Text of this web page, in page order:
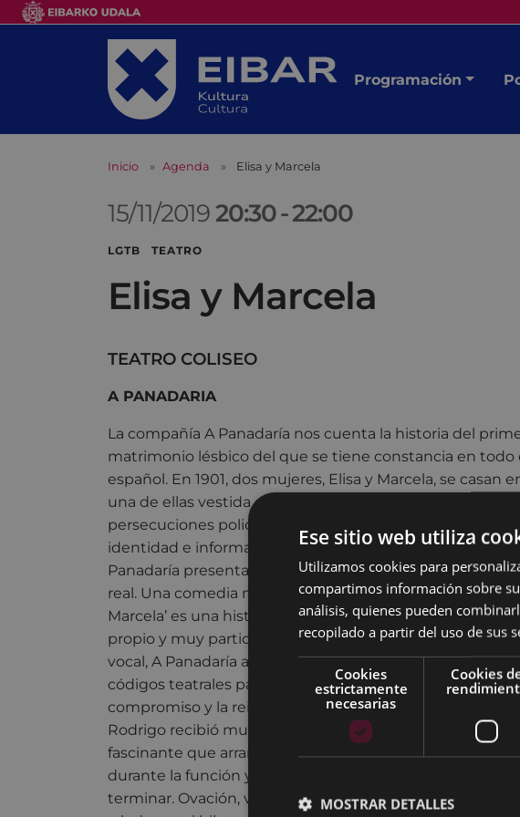
Programación
Inicio Agenda Elisa y Marcela
15/11/201920:30-22:00
LGTB TEATRO
Elisa y Marcela
TEATRO COLISEO
A PANADARIA
La compañía A Panadaría nos cuenta la historia del
matrimonio lésbico del que se tiene constancia en todo
español. En 1901, dos mujeres, Elisa y Marcela, se casan
una de ellas vestida de hombre. Un hilarante relato de
persecuciones policiales, huidas en diligencia, cambios
identidad e informaciones manipuladas. Las cómicas de
Panadaría presentan una reconstrucción irreverente de
real. Una comedia musical donde lo verídico parece
Marcela’ es una historia de amor a contratiempo. Con
propio y muy particular, en el que fusionan palabra,
vocal, A Panadaría aprovecha el humor, la música y el
códigos teatrales para mostrarnos su clara apuesta por el
compromiso y la reivindicación. El estreno en castellano
Rodrigo recibió muy buena crítica: "Una actuación
fascinante que arrancó aplausos (es)pontáneos varias
durante la función y que puso al público unánimemente
terminar. Ovación, varias vueltas al decorado y las dos
Ese sitio web utiliza
Utilizamos cookies para
compartimos información sobre
análisis, quienes pueden
recopilado a partir del uso de sus
Cookies
estrictamente
necesarias
Cookies
MOSTRAR DETALLES